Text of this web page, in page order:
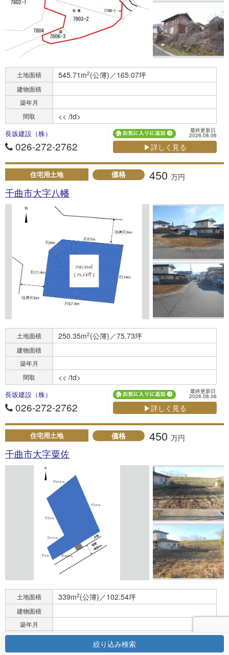
土地面積 545.71m2(公簿)／165.07坪
建物面積
築年月
間取
<< /td>
長坂建設（株）
026-272-2762
最終更新日
2026.08.06
▶詳しく見る
住宅用土地 価格 450 万円
千曲市大字八幡
土地面積 250.35m2(公簿)／75.73坪
建物面積
築年月
間取
<< /td>
長坂建設（株）
026-272-2762
最終更新日
2026.08.06
▶詳しく見る
住宅用土地 価格 450 万円
千曲市大字粟佐
土地面積 339m2(公簿)／102.54坪
建物面積
築年月
間取
<< /td>
最終更新日
絞り込み検索